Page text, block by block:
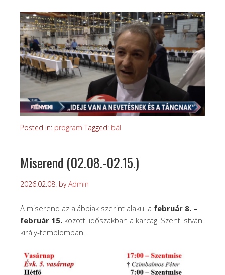
Posted in: program Tagged: bál
Miserend (02.08.-02.15.)
2026.02.08. byAdmin
A miserend az alábbiak szerint alakul a február 8. –
február 15. közötti időszakban a karcagi Szent István
király-templomban.